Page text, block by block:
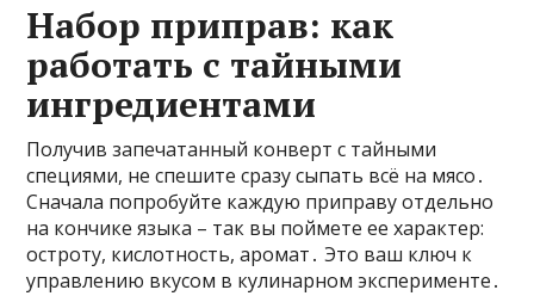
Набор приправ: как
работать с тайными
ингредиентами
Получив запечатанный конверт с тайными
специями, не спешите сразу сыпать всё на мясо․
Сначала попробуйте каждую приправу отдельно
на кончике языка – так вы поймете ее характер:
остроту, кислотность, аромат․ Это ваш ключ к
управлению вкусом в кулинарном эксперименте․